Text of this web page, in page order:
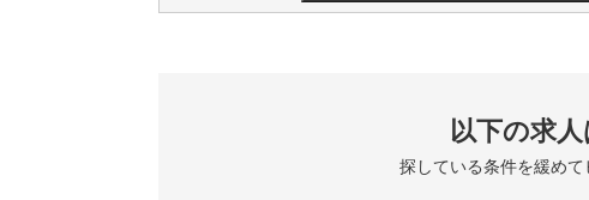
以下の求
探している条件を緩め